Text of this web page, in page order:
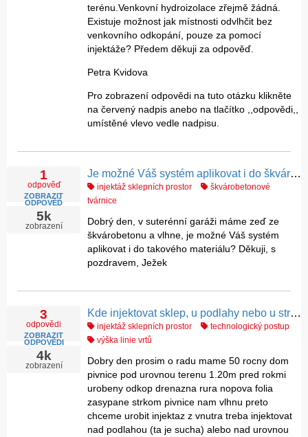
terénu.Venkovní hydroizolace zřejmě žádná.
Existuje možnost jak místnosti odvlhčit bez
venkovního odkopání, pouze za pomocí
injektáže? Předem děkuji za odpověď.
Petra Kvidova
Pro zobrazení odpovědi na tuto otázku klikněte
na červený nadpis anebo na tlačítko ,,odpovědi,,
umístěné vlevo vedle nadpisu.
1
odpověď
ZOBRAZIT
ODPOVĚĎ
5k
zobrazení
Je možné Váš systém aplikovat i do škvárobetonu ?
injektáž sklepních prostor
škvárobetonové
tvárnice
Dobrý den, v suterénní garáži máme zeď ze
škvárobetonu a vlhne, je možné Váš systém
aplikovat i do takového materiálu? Děkuji, s
pozdravem, Ježek
3
odpovědi
ZOBRAZIT
ODPOVĚDI
4k
zobrazení
Kde injektovat sklep, u podlahy nebo u stropu ?
injektáž sklepních prostor
technologický postup
výška linie vrtů
Dobry den prosim o radu mame 50 rocny dom
pivnice pod urovnou terenu 1.20m pred rokmi
urobeny odkop drenazna rura nopova folia
zasypane strkom pivnice nam vlhnu preto
chceme urobit injektaz z vnutra treba injektovat
nad podlahou (ta je sucha) alebo nad urovnou